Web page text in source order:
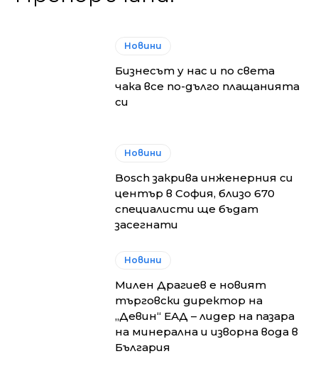
Новини
Бизнесът у нас и по света
чака все по-дълго плащанията
си
Новини
Bosch закрива инженерния си
център в София, близо 670
специалисти ще бъдат
засегнати
Новини
Милен Драгиев е новият
търговски директор на
„Девин“ ЕАД – лидер на пазара
на минерална и изворна вода в
България